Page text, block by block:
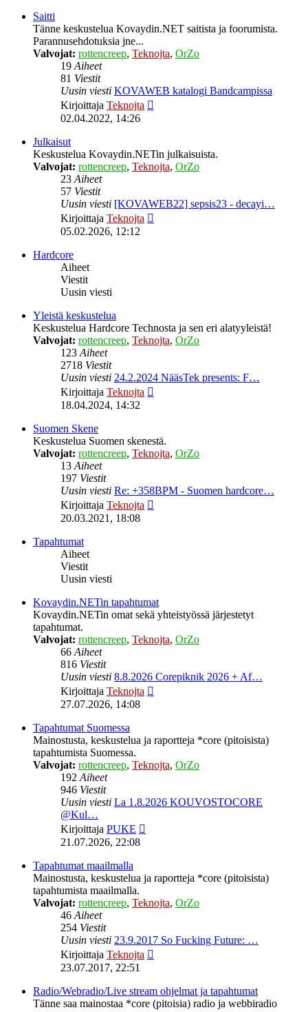
Saitti
Tänne keskustelua Kovaydin.NET saitista ja foorumista.
Parannusehdotuksia jne...
Valvojat: rottencreep, Teknojta, OrZo
19Aiheet
81 Viestit
Uusin viesti KOVAWEB katalogi Bandcampissa
Kirjoittaja Teknojta
02.04.2022, 14:26
Julkaisut
Keskustelua Kovaydin.NETin julkaisuista.
Valvojat: rottencreep, Teknojta, OrZo
23Aiheet
57 Viestit
Uusin viesti [KOVAWEB22] sepsis23 - decayi…
Kirjoittaja Teknojta
05.02.2026, 12:12
Hardcore
Aiheet
Viestit
Uusin viesti
Yleistä keskustelua
Keskustelua Hardcore Technosta ja sen eri alatyyleistä!
Valvojat: rottencreep, Teknojta, OrZo
123Aiheet
2718 Viestit
Uusin viesti 24.2.2024 NääsTek presents: F…
Kirjoittaja Teknojta
18.04.2024, 14:32
Suomen Skene
Keskustelua Suomen skenestä.
Valvojat: rottencreep, Teknojta, OrZo
13Aiheet
197 Viestit
Uusin viesti Re: +358BPM - Suomen hardcore…
Kirjoittaja Teknojta
20.03.2021, 18:08
Tapahtumat
Aiheet
Viestit
Uusin viesti
Kovaydin.NETin tapahtumat
Kovaydin.NETin omat sekä yhteistyössä järjestetyt
tapahtumat.
Valvojat: rottencreep, Teknojta, OrZo
66Aiheet
816 Viestit
Uusin viesti 8.8.2026 Corepiknik 2026 + Af…
Kirjoittaja Teknojta
27.07.2026, 14:08
Tapahtumat Suomessa
Mainostusta, keskustelua ja raportteja *core (pitoisista)
tapahtumista Suomessa.
Valvojat: rottencreep, Teknojta, OrZo
192Aiheet
946 Viestit
Uusin viesti La 1.8.2026 KOUVOSTOCORE
@Kul…
Kirjoittaja PUKE
21.07.2026, 22:08
Tapahtumat maailmalla
Mainostusta, keskustelua ja raportteja *core (pitoisista)
tapahtumista maailmalla.
Valvojat: rottencreep, Teknojta, OrZo
46Aiheet
254 Viestit
Uusin viesti 23.9.2017 So Fucking Future: …
Kirjoittaja Teknojta
23.07.2017, 22:51
Radio/Webradio/Live stream ohjelmat ja tapahtumat
Tänne saa mainostaa *core (pitoisia) radio ja webbiradio